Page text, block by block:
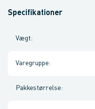
Specifikationer
Vægt:
Varegruppe:
Pakkestørrelse: